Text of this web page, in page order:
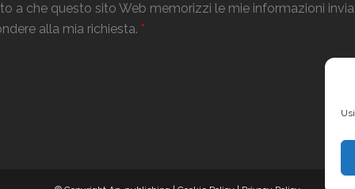
a che questo sito Web memorizzi le mie informazioni
alla mia richiesta. *